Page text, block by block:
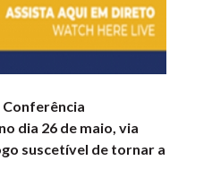
dia 26 de maio, via
suscetível de tornar a